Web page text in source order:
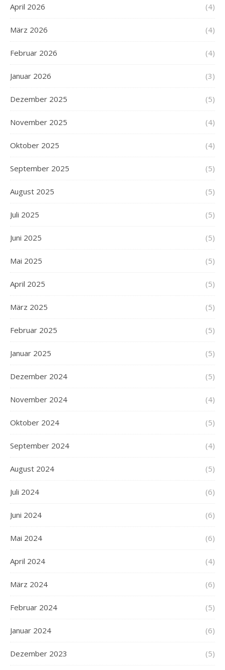
April 2026 (4)
März 2026 (4)
Februar 2026 (4)
Januar 2026 (3)
Dezember 2025 (5)
November 2025 (4)
Oktober 2025 (4)
September 2025 (5)
August 2025 (5)
Juli 2025 (5)
Juni 2025 (5)
Mai 2025 (5)
April 2025 (5)
März 2025 (5)
Februar 2025 (5)
Januar 2025 (5)
Dezember 2024 (5)
November 2024 (4)
Oktober 2024 (5)
September 2024 (4)
August 2024 (5)
Juli 2024 (6)
Juni 2024 (6)
Mai 2024 (6)
April 2024 (4)
März 2024 (6)
Februar 2024 (5)
Januar 2024 (6)
Dezember 2023 (5)